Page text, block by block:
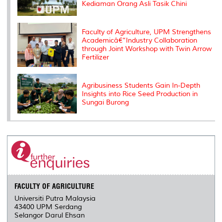
Kediaman Orang Asli Tasik Chini
Faculty of Agriculture, UPM Strengthens
Academicâ€“Industry Collaboration
through Joint Workshop with Twin Arrow
Fertilizer
Agribusiness Students Gain In-Depth
Insights into Rice Seed Production in
Sungai Burong
FACULTY OF AGRICULTURE
Universiti Putra Malaysia
43400 UPM Serdang
Selangor Darul Ehsan